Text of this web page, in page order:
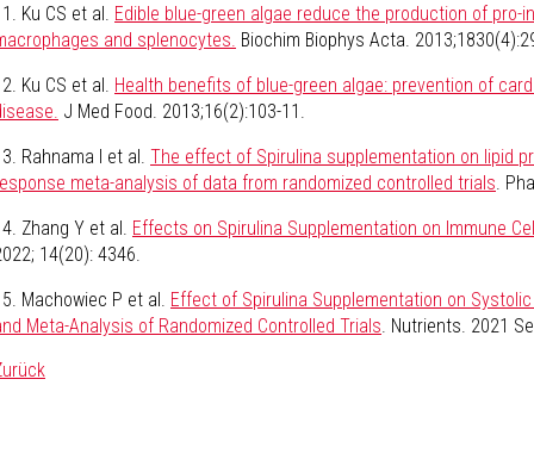
Ku CS et al. Edible blue-green algae reduce the production of
and splenocytes. Biochim Biophys Acta.
Ku CS et al. Health benefits of blue-green algae: prevention of
J Med Food. 2013;16(2):103-11.
Rahnama I et al. The effect of Spirulina supplementation on lipid
meta-analysis of data from randomized controlled trials .
Zhang Y et al. Effects on Spirulina Supplementation on Immune
14(20): 4346.
Machowiec P et al. Effect of Spirulina Supplementation on
Meta-Analysis of Randomized Controlled Trials . Nutrients. 2021